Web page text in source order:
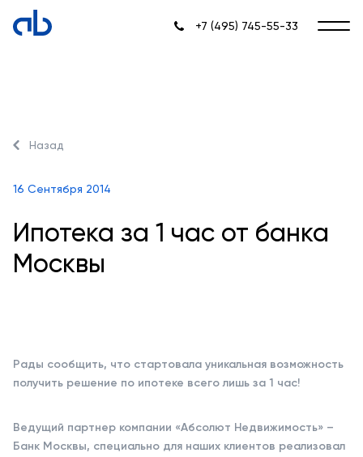
+7 (495) 745-55-33
Назад
16 Сентября 2014
Ипотека за 1 час от банка
Москвы
Рады сообщить, что стартовала уникальная возможность
получить решение по ипотеке всего лишь за 1 час!
Ведущий партнер компании «Абсолют Недвижимость» –
Банк Москвы, специально для наших клиентов реализовал